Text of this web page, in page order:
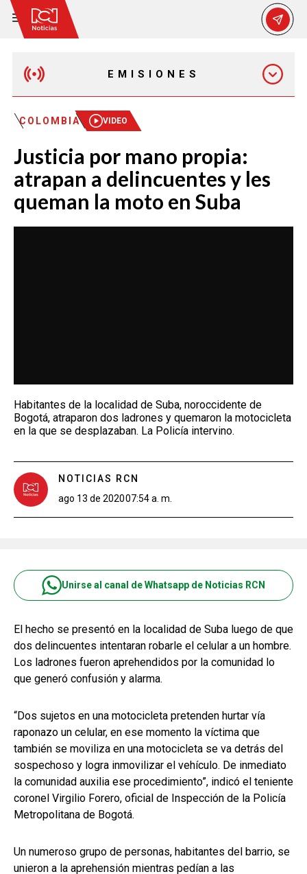
EMISIONES
MAÑANA EXPRESS
EMISIÓN 12:30 PM
EMISIÓN 7:00 PM
COLOMBIA VIDEO
Justicia por mano propia:
atrapan a delincuentes y les
queman la moto en Suba
Habitantes de la localidad de Suba, noroccidente de
Bogotá, atraparon dos ladrones y quemaron la motocicleta
en la que se desplazaban. La Policía intervino.
NOTICIAS RCN
ago 13 de 202007:54 a. m.
Unirse al canal de Whatsapp de Noticias RCN
El hecho se presentó en la localidad de Suba luego de que
dos delincuentes intentaran robarle el celular a un hombre.
Los ladrones fueron aprehendidos por la comunidad lo
que generó confusión y alarma.
“Dos sujetos en una motocicleta pretenden hurtar vía
raponazo un celular, en ese momento la víctima que
también se moviliza en una motocicleta se va detrás del
sospechoso y logra inmovilizar el vehículo. De inmediato
la comunidad auxilia ese procedimiento”, indicó el teniente
coronel Virgilio Forero, oficial de Inspección de la Policía
Metropolitana de Bogotá.
Un numeroso grupo de personas, habitantes del barrio, se
unieron a la aprehensión mientras pedían a las